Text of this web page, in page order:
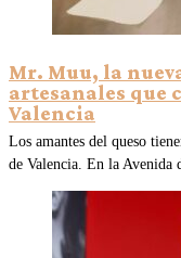
Mr. Muu, la
artesanales que
Valencia
Los amantes del queso
de Valencia. En la Avenida